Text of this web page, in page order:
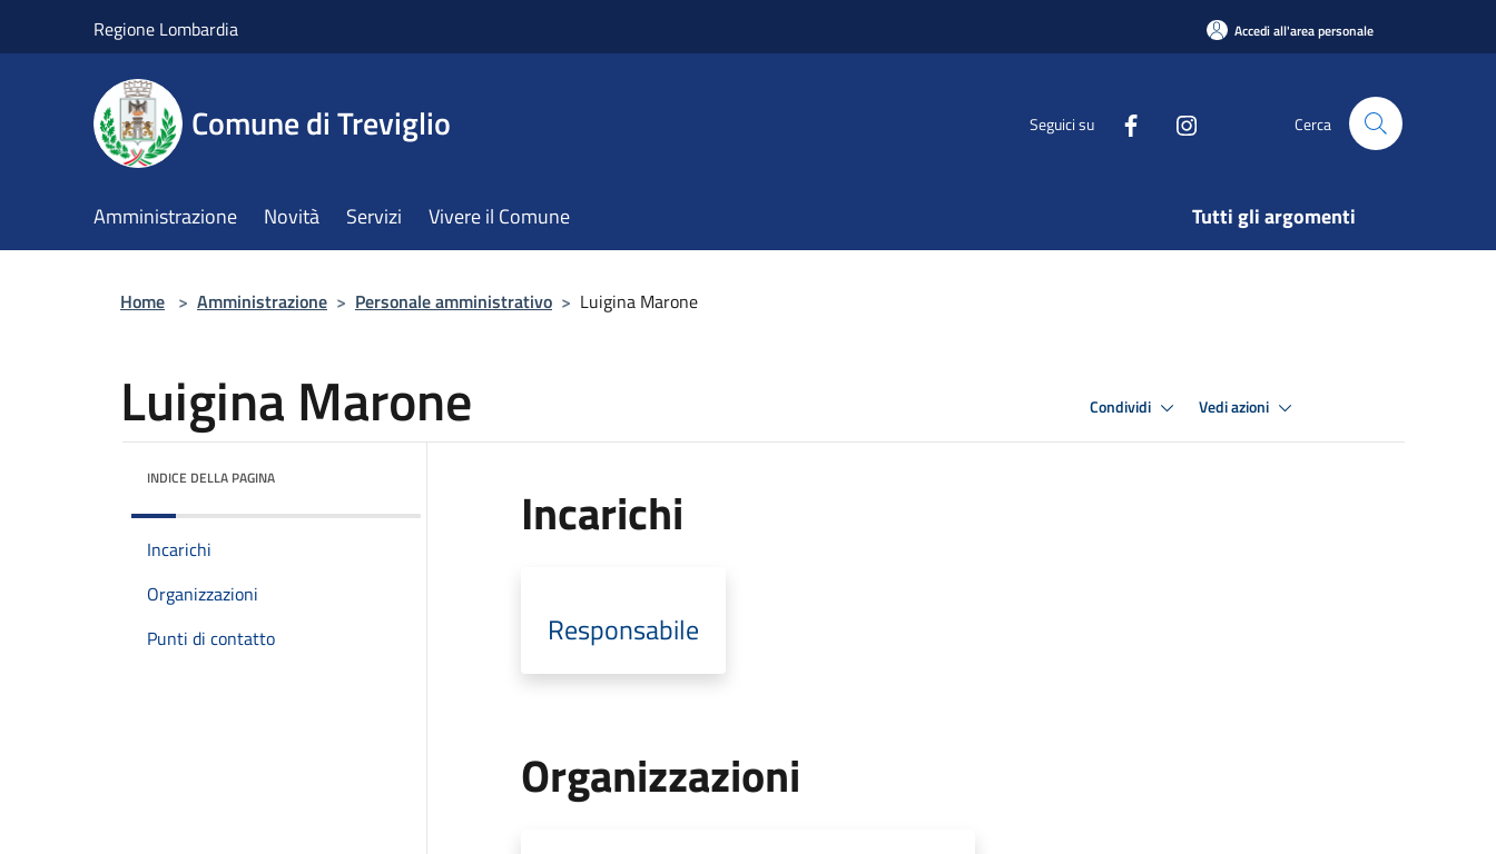
Regione Lombardia Accedi all'area personale
Comune di Treviglio Seguici su Cerca
Amministrazione Novità Servizi Vivere il Comune Tutti gli argomenti
Home > Amministrazione > Personale amministrativo > Luigina Marone
Luigina Marone Condividi Vedi azioni
INDICE DELLA PAGINA
Incarichi
Organizzazioni
Punti di contatto
Incarichi
Responsabile
Organizzazioni